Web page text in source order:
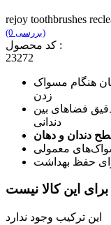
rejoy toothbrushes
(0 بررسی)
کد محصول :
23272
هنگام مسواک
زدن
فضاهای بین
دندانی
دندان و دهان
معمولی
حفظ بهداشت
این کالا نیست
این ترکیب وجود ندارد